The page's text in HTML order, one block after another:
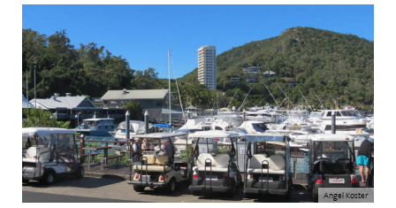
Angel Koster